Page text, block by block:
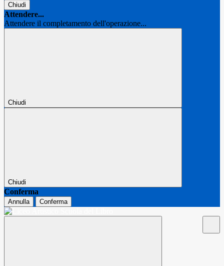
Chiudi
Attendere...
Attendere il completamento dell'operazione...
Chiudi
Chiudi
Conferma
Annulla Conferma